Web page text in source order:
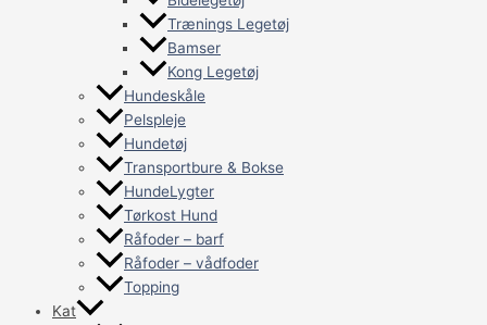
Trænings Legetøj
Bamser
Kong Legetøj
Hundeskåle
Pelspleje
Hundetøj
Transportbure & Bokse
HundeLygter
Tørkost Hund
Råfoder – barf
Råfoder – vådfoder
Topping
Kat